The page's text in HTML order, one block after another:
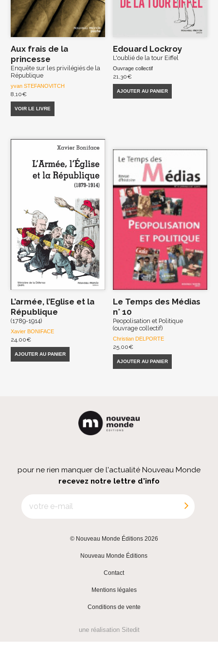
Aux frais de la
princesse
Enquête sur les privilégiés de la
République
yvan STEFANOVITCH
8,10€
VOIR LE LIVRE
Edouard Lockroy
L'oublié de la tour Eiffel
Ouvrage collectif
21,30€
AJOUTER AU PANIER
L’armée, l’Eglise et la
République
(1789-1914)
Xavier BONIFACE
24,00€
AJOUTER AU PANIER
Le Temps des Médias
n° 10
Peopolisation et Politique
(ouvrage collectif)
Christian DELPORTE
25,00€
AJOUTER AU PANIER
pour ne rien manquer de l'actualité Nouveau Monde
recevez notre lettre d'info
© Nouveau Monde Éditions 2026
Nouveau Monde Éditions
Contact
Mentions légales
Conditions de vente
une réalisation Sitedit